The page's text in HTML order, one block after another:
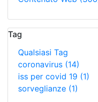
Tag
Qualsiasi Tag
coronavirus (14)
iss per covid 19 (1)
sorveglianze (1)